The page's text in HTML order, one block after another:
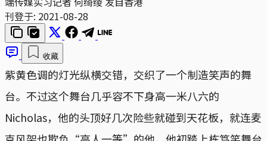
刊登于: 2021-08-28
收藏
紫黄色调的灯光纵横交错，交织了一个制造笑声的舞
台。不过这个舞台几乎容不下身高一米八六的
Nicholas，他的头顶好几次险些就碰到天花板，就连麦